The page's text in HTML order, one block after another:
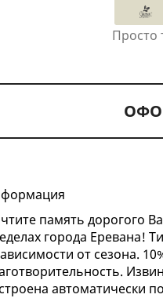
Просто
память дорогого
города Еревана!
от сезона.
автоматически